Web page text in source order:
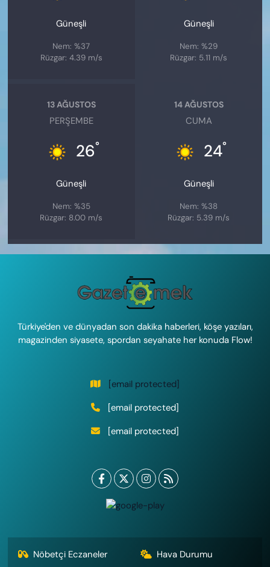
Güneşli
Nem: %37
Rüzgar: 4.39 m/s
Güneşli
Nem: %29
Rüzgar: 5.11 m/s
13 AĞUSTOS
PERŞEMBE
26°
Güneşli
Nem: %35
Rüzgar: 8.00 m/s
14 AĞUSTOS
CUMA
24°
Güneşli
Nem: %38
Rüzgar: 5.39 m/s
Türkiye'den ve dünyadan son dakika haberleri, köşe yazıları,
magazinden siyasete, spordan seyahate her konuda Flow!
[email protected]
[email protected]
[email protected]
Nöbetçi Eczaneler Hava Durumu